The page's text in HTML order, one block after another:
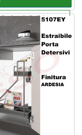
Aggiungi alla lista